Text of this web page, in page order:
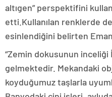
altıgen” perspektifini
etti.Kullanılan renklerde
esinlendiğini belirten
“Zemin dokusunun
gelmektedir. Mekandaki
koyduğumuz taşlarla